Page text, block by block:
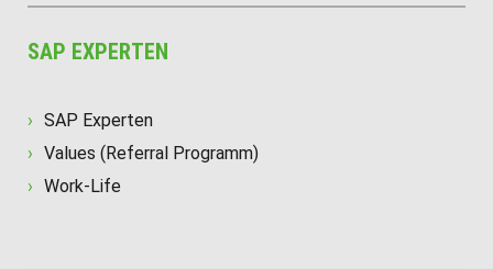
SAP EXPERTEN
SAP Experten
Values (Referral Programm)
Work-Life